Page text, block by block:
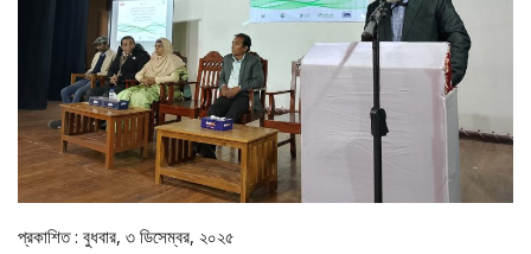
প্রকাশিত : বুধবার, ৩ ডিসেম্বর, ২০২৫